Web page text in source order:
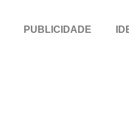
PUBLICIDADE